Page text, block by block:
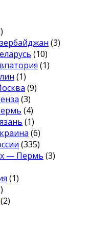
(3)
(10)
(1)
(1)
(9)
(3)
(4)
(1)
(6)
(335)
— Пермь (3)
(1)
(2)